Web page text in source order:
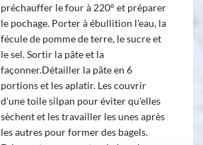
préchauffer le four à 220° et préparer
le pochage. Porter à ébullition l'eau, la
fécule de pomme de terre, le sucre et
le sel. Sortir la pâte et la
façonner.Détailler la pâte en 6
portions et les aplatir. Les couvrir
d'une toile silpan pour éviter qu'elles
sèchent et les travailler les unes après
les autres pour former des bagels.